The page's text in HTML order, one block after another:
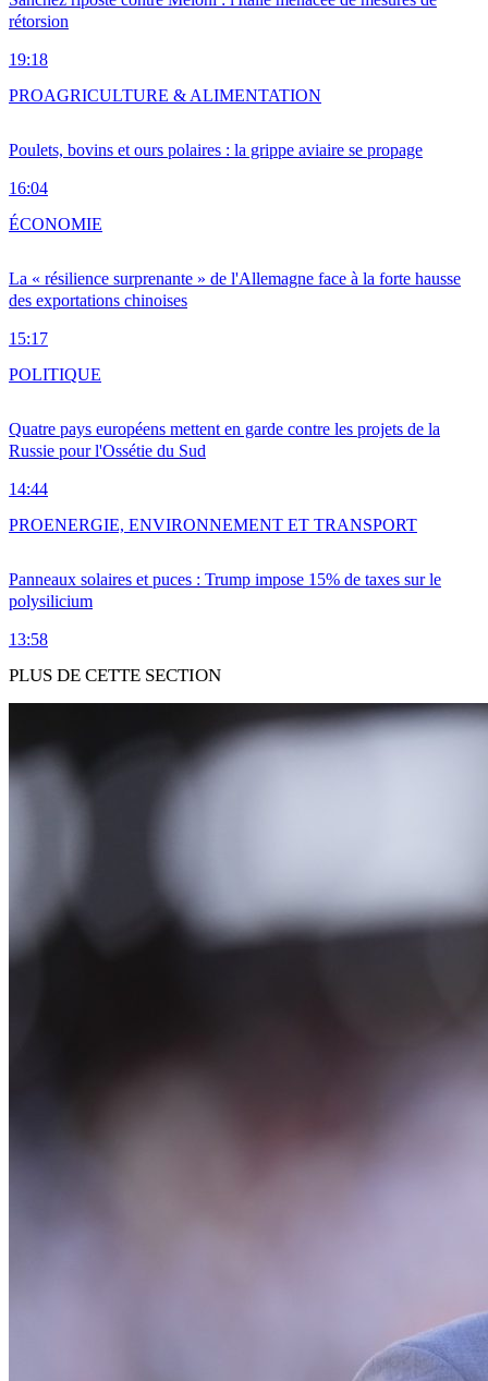
rétorsion
19:18
Poulets, bovins et ours polaires : la grippe aviaire se propage
16:04
PROAGRICULTURE & ALIMENTATION
La « résilience surprenante » de l'Allemagne face à la forte hausse
des exportations chinoises
15:17
ÉCONOMIE
Quatre pays européens mettent en garde contre les projets de la
Russie pour l'Ossétie du Sud
14:44
POLITIQUE
Panneaux solaires et puces : Trump impose 15% de taxes sur le
polysilicium
13:58
PROENERGIE, ENVIRONNEMENT ET TRANSPORT
PLUS DE CETTE SECTION